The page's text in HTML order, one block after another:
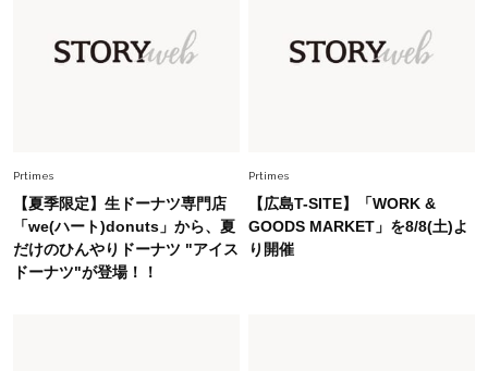
今、40代の「メガネ＆サングラス」のトレンド
に更新あり！“黒ぶち以外”が新定番に
旬着こなし3選。地味見え回避のコツは「バッグ
選び」！
Fashion 2026.7.9
スタイリストが本気で推す！40代がほどよく華
Prtimes
【夏季限定】生ドーナツ専門店
「we(ハート)donuts」から、夏
だけのひんやりドーナツ "アイス
ドーナツ"が登場！！
Prtimes
【広島T-SITE】「WORK &
GOODS MARKET」を8/8(土)よ
り開催